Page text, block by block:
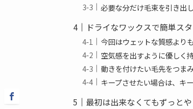
必要な分だけ毛束を引き出
ドライなワックスで簡単ス
今回はウェットな質感より
空気感を出すように優しく
動きを付けたい毛先をつま
キープさせたい場合は、キ
最初は出来なくてもずっと